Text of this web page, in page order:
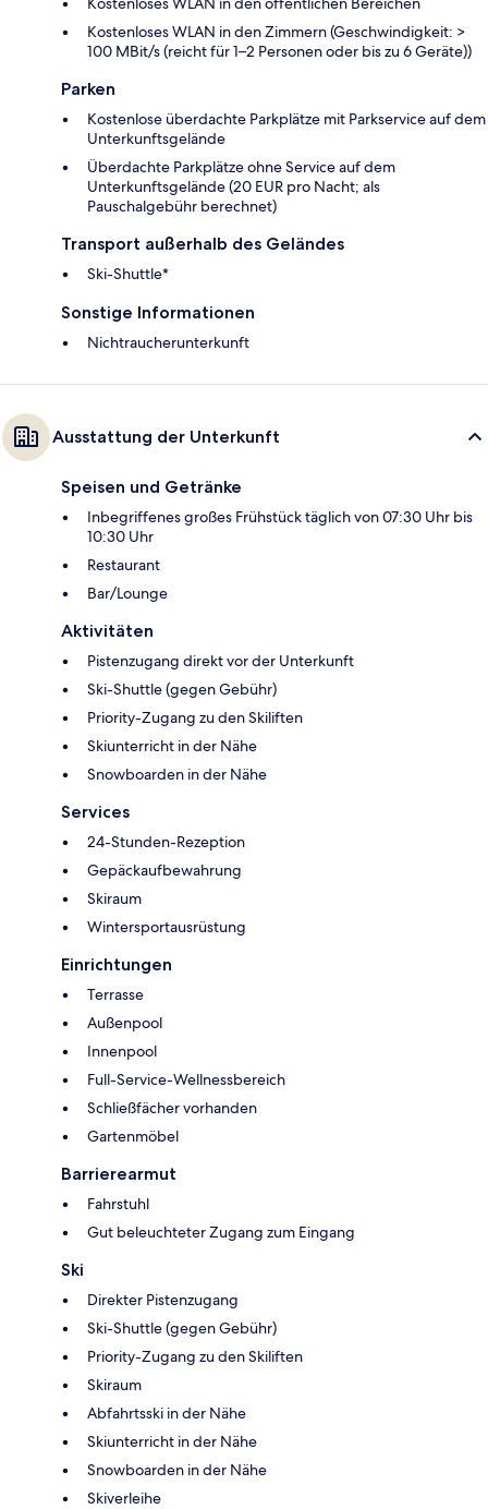
Kostenloses WLAN in den Zimmern (Geschwindigkeit: >
100 MBit/s (reicht für 1–2 Personen oder bis zu 6 Geräte))
Parken
Kostenlose überdachte Parkplätze mit Parkservice auf dem
Unterkunftsgelände
Überdachte Parkplätze ohne Service auf dem
Unterkunftsgelände (20 EUR pro Nacht; als
Pauschalgebühr berechnet)
Transport außerhalb des Geländes
Ski-Shuttle*
Sonstige Informationen
Nichtraucherunterkunft
Ausstattung der Unterkunft
Speisen und Getränke
Inbegriffenes großes Frühstück täglich von 07:30 Uhr bis
10:30 Uhr
Restaurant
Bar/Lounge
Aktivitäten
Pistenzugang direkt vor der Unterkunft
Ski-Shuttle (gegen Gebühr)
Priority-Zugang zu den Skiliften
Skiunterricht in der Nähe
Snowboarden in der Nähe
Services
24-Stunden-Rezeption
Gepäckaufbewahrung
Skiraum
Wintersportausrüstung
Einrichtungen
Terrasse
Außenpool
Innenpool
Full-Service-Wellnessbereich
Schließfächer vorhanden
Gartenmöbel
Barrierearmut
Fahrstuhl
Gut beleuchteter Zugang zum Eingang
Ski
Direkter Pistenzugang
Ski-Shuttle (gegen Gebühr)
Priority-Zugang zu den Skiliften
Skiraum
Abfahrtsski in der Nähe
Skiunterricht in der Nähe
Snowboarden in der Nähe
Skiverleihe